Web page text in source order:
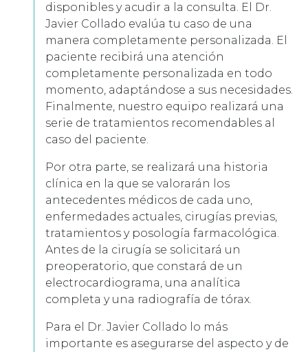
disponibles y acudir a la consulta. El Dr.
Javier Collado evalúa tu caso de una
manera completamente personalizada. El
paciente recibirá una atención
completamente personalizada en todo
momento, adaptándose a sus necesidades.
Finalmente, nuestro equipo realizará una
serie de tratamientos recomendables al
caso del paciente.
Por otra parte, se realizará una historia
clínica en la que se valorarán los
antecedentes médicos de cada uno,
enfermedades actuales, cirugías previas,
tratamientos y posología farmacológica.
Antes de la cirugía se solicitará un
preoperatorio, que constará de un
electrocardiograma, una analítica
completa y una radiografía de tórax.
Para el Dr. Javier Collado lo más
importante es asegurarse del aspecto y de